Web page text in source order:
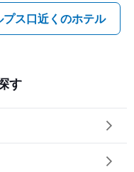
ス口近くのホテル
す